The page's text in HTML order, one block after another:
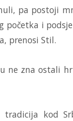
pa postoji
početka i
prenosi Stil.
ne zna ostali
tradicija kod